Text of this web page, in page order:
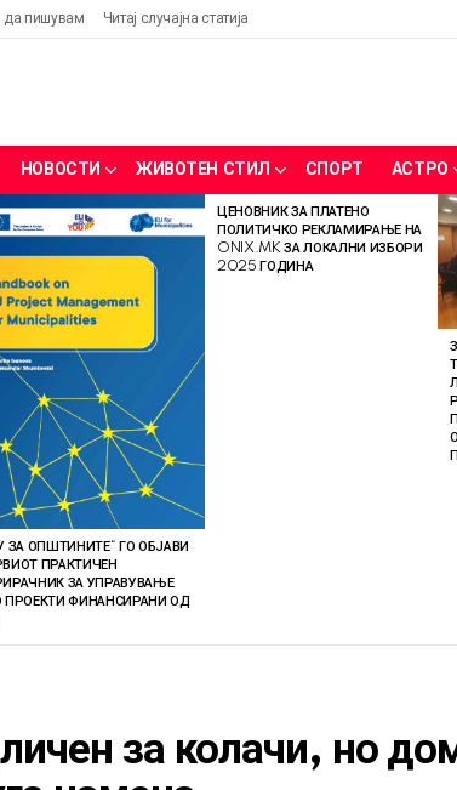
да пишувам Читај случајна статија
НОВОСТИ ЖИВОТЕН СТИЛ СПОРТ АСТРО
ЗА ОПШТИНИТЕ“ ГО ОБЈАВИ
ПРАКТИЧЕН
ЗА УПРАВУВАЊЕ
ПРОЕКТИ ФИНАНСИРАНИ ОД
ЦЕНОВНИК ЗА ПЛАТЕНО
ПОЛИТИЧКО РЕКЛАМИРАЊЕ НА
ONIX.MK ЗА ЛОКАЛНИ ИЗБОРИ
2025 ГОДИНА
за колачи, но